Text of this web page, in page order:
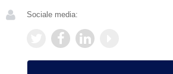
Sociale media: